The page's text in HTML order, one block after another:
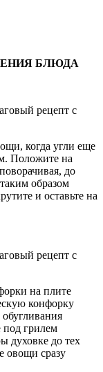
БЛЮДА
когда угли еще
Положите на
до
образом
и оставьте на
на плите
конфорку
под грилем
духовке до тех
овощи сразу